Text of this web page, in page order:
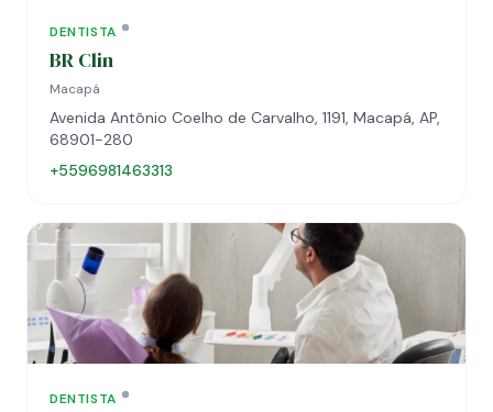
DENTISTA
BR Clin
Macapá
Avenida Antônio Coelho de Carvalho, 1191, Macapá, AP,
68901-280
+5596981463313
DENTISTA